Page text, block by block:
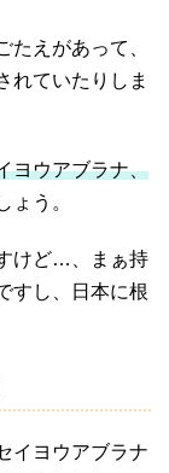
えがあって、
れていたりしま
ヨウアブラナ、
ょう。
けど…、まぁ持
すし、日本に根
イヨウアブラナ